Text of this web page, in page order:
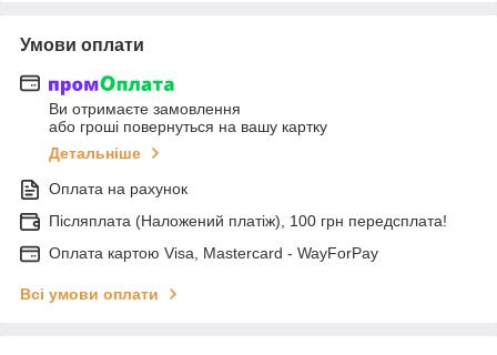
Умови оплати
Ви отримаєте замовлення
або гроші повернуться на вашу картку
Детальніше
Оплата на рахунок
Післяплата (Наложений платіж), 100 грн передсплата!
Оплата картою Visa, Mastercard - WayForPay
Всі умови оплати